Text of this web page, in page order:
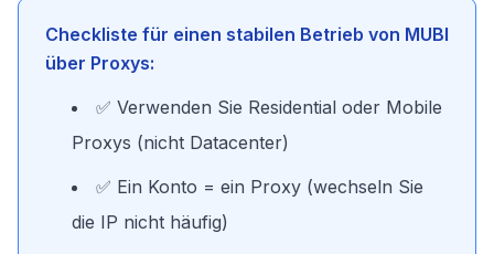
Checkliste für einen stabilen Betrieb von MUBI
über Proxys:
✅ Verwenden Sie Residential oder Mobile
Proxys (nicht Datacenter)
✅ Ein Konto = ein Proxy (wechseln Sie
die IP nicht häufig)